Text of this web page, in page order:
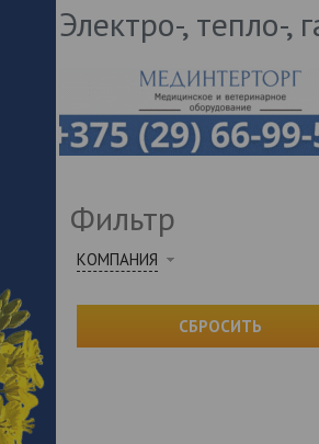
Электро-, тепло-,
Фильтр
КОМПАНИЯ
СБРОСИТЬ